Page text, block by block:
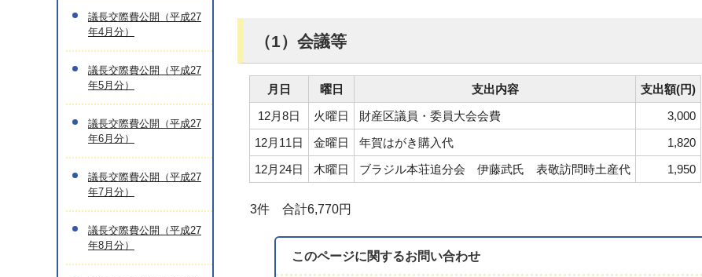
（1）会議等
月日 曜日 支出内容
支出額(円)
12月8日
火曜日 財産区議員・委員大会会費
3,000
12月11日
金曜日 年賀はがき購入代
1,820
12月24日
木曜日 ブラジル本荘追分会 伊藤武氏 表敬訪問時土産代 1,950
3件 合計6,770円
このページに関するお問い合わせ
議長交際費公開（平成27
年4月分）
議長交際費公開（平成27
年5月分）
議長交際費公開（平成27
年6月分）
議長交際費公開（平成27
年7月分）
議長交際費公開（平成27
年8月分）